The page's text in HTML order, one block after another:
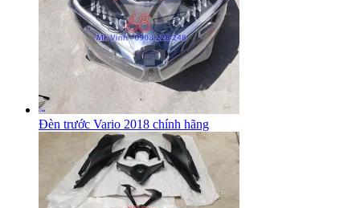
Đèn trước Vario 2018 chính hãng